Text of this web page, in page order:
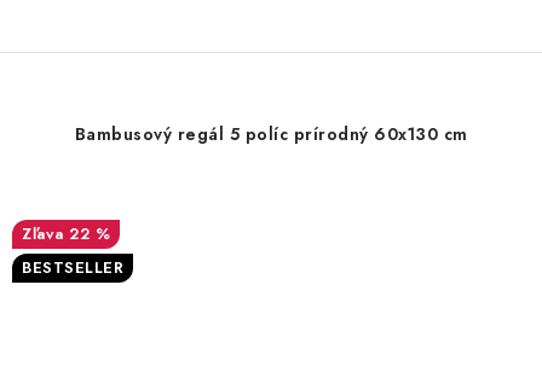
Bambusový regál 5 políc prírodný 60x130 cm
22 %
BESTSELLER